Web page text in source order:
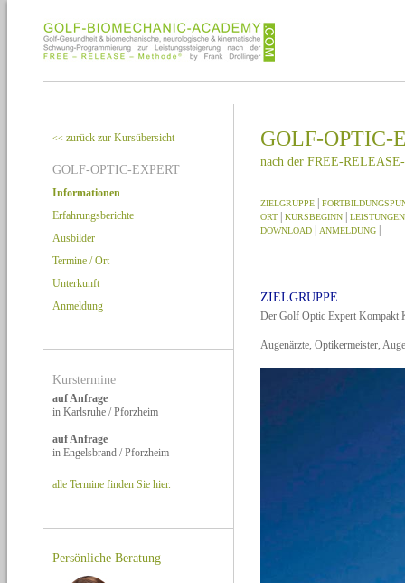
<< zurück zur Kursübersicht
GOLF-OPTIC-EXPERT
Informationen
Erfahrungsberichte
Ausbilder
Termine / Ort
Unterkunft
Anmeldung
Kurstermine
auf Anfrage
in Karlsruhe / Pforzheim
auf Anfrage
in Engelsbrand / Pforzheim
alle Termine finden Sie hier.
Persönliche Beratung
GOLF-OPTIC-
nach der FREE-
ZIELGRUPPE |
ORT | KURSBEGINN | LEISTUNGEN
DOWNLOAD | ANMELDUNG |
ZIELGRUPPE
Der Golf Optic Expert Kompakt
Augenärzte, Optikermeister,